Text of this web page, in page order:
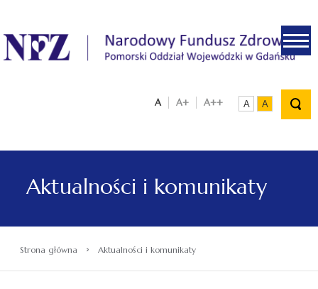
.
A A+ A++ A A
Aktualności i komunikaty
Strona główna › Aktualności i komunikaty